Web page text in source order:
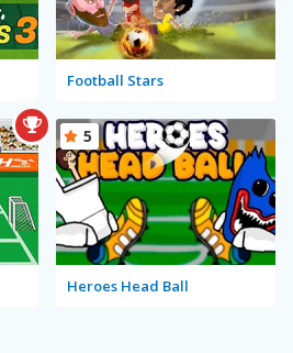
Football Stars
Heroes Head Ball
5